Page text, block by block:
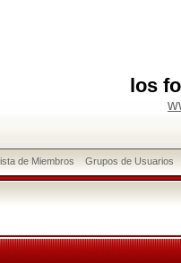
los
de Miembros Grupos de Usuarios